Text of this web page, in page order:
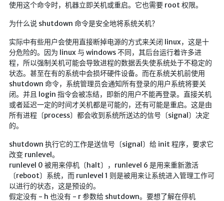
使用这个命令时，机器立即关机或重启。它也需要 root 权限。
为什么说 shutdown 命令是安全地将系统关机？
实际中有些用户会使用直接断掉电源的方式来关闭 linux，这是十
分危险的。因为 linux 与 windows 不同，其后台运行着许多进
程，所以强制关机可能会导致进程的数据丢失使系统处于不稳定的
状态。甚至在有的系统中会损坏硬件设备。而在系统关机前使用
shutdown 命令，系统管理员会通知所有登录的用户系统将要关
闭。并且 login 指令会被冻结，即新的用户不能再登录。直接关机
或者延迟一定的时间才关机都是可能的，还有可能是重启。这是由
所有进程〔process〕都会收到系统所送达的信号〔signal〕决定
的。
shutdown 执行它的工作是送信号〔signal〕给 init 程序，要求它
改变 runlevel。
runlevel 0 被用来停机〔halt〕，runlevel 6 是用来重新激活
〔reboot〕系统，而 runlevel 1 则是被用来让系统进入管理工作可
以进行的状态，这是预设的。
假定没有 - h 也没有 - r 参数给 shutdown。要想了解在停机
导航站
在线影视(失效)
电影下载
视频教程
直播聚合
📺在线电视
视频解析
软件接口
🎵音乐播放
器